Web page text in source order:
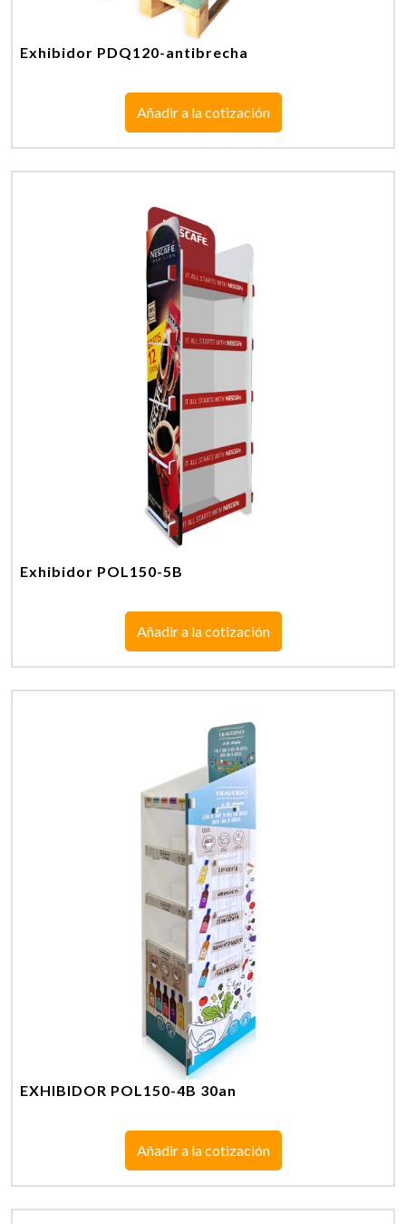
Exhibidor PDQ120-antibrecha
Añadir a la cotización
Exhibidor POL150-5B
Añadir a la cotización
EXHIBIDOR POL150-4B 30an
Añadir a la cotización